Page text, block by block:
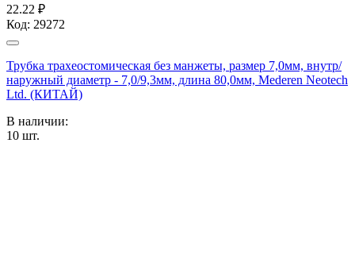
22.22 ₽
Код: 29272
Трубка трахеостомическая без манжеты, размер 7,0мм, внутр/
наружный диаметр - 7,0/9,3мм, длина 80,0мм, Mederen Neotech
Ltd. (КИТАЙ)
В наличии:
10 шт.